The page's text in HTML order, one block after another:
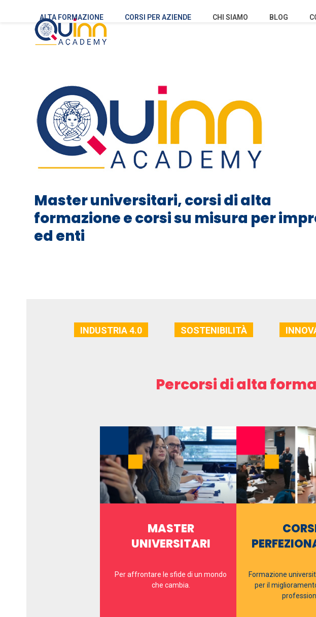
ALTA FORMAZIONE CORSI PER AZIENDE CHI SIAMO BLOG
Master universitari, corsi di alta
formazione e corsi su misura per
ed enti
INDUSTRIA 4.0 SOSTENIBILITÀ
Percorsi di alta
MASTER
UNIVERSITARI
Per affrontare le sfide di un mondo
che cambia.
Formazione
per il